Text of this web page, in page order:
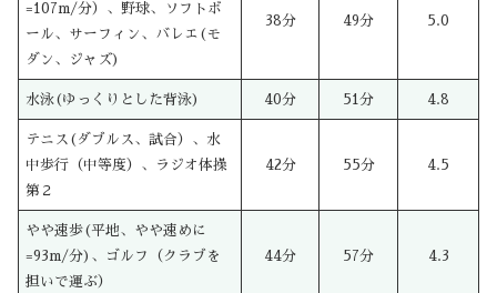
=107m/分）、野球、ソフトボ
ール、サーフィン、バレエ(モ
ダン、ジャズ)
38分 49分 5.0
水泳(ゆっくりとした背泳) 40分 51分 4.8
テニス(ダブルス、試合）、水
中歩行（中等度）、ラジオ体操
第２
42分 55分 4.5
やや速歩(平地、やや速めに
=93m/分)、ゴルフ（クラブを
担いで運ぶ）
44分 57分 4.3